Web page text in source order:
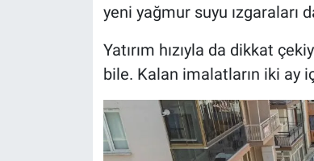
yeni yağmur suyu ızgaraları
Yatırım hızıyla da dikkat
bile. Kalan imalatların iki ay